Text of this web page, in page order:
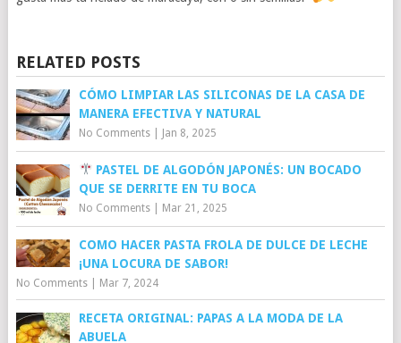
RELATED POSTS
CÓMO LIMPIAR LAS SILICONAS DE LA CASA DE
MANERA EFECTIVA Y NATURAL
No Comments| Jan 8, 2025
PASTEL DE ALGODÓN JAPONÉS: UN BOCADO
QUE SE DERRITE EN TU BOCA
No Comments| Mar 21, 2025
COMO HACER PASTA FROLA DE DULCE DE LECHE
¡UNA LOCURA DE SABOR!
No Comments| Mar 7, 2024
RECETA ORIGINAL: PAPAS A LA MODA DE LA
ABUELA